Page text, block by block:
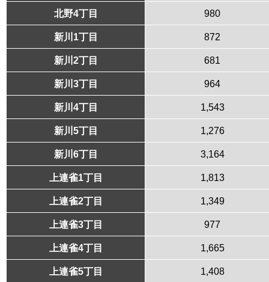
北野4丁目 980
新川1丁目 872
新川2丁目 681
新川3丁目 964
新川4丁目 1,543
新川5丁目 1,276
新川6丁目 3,164
上連雀1丁目 1,813
上連雀2丁目 1,349
上連雀3丁目 977
上連雀4丁目 1,665
上連雀5丁目 1,408